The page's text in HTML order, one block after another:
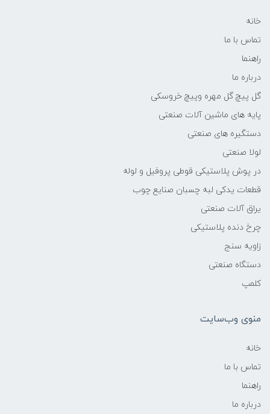
خانه
تماس با ما
راهنما
درباره ما
گل پیچ گل مهره وپیچ خروسکی
پایه های ماشین آلات صنعتی
دستگیره های صنعتی
لولا صنعتی
در پوش پلاستیکی قوطی پروفیل و لوله
قطعات یدکی لبه چسبان صنایع چوب
یراق آلات صنعتی
چرخ دنده پلاستیکی
زاویه سنج
دستگاه صنعتی
کلمپ
منوی وب‌سایت
خانه
تماس با ما
راهنما
درباره ما